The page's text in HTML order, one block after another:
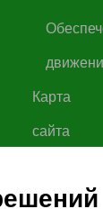
Карта
сайта